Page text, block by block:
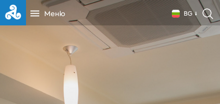
Меню BG